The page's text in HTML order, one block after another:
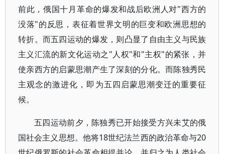
前此，俄国十月革命的爆发和战后欧洲人对"西方的
没落"的反思，表征着世界文明的巨变和欧洲思想的
转折。而五四运动的爆发，则凸显了自由主义与民族
主义汇流的新文化运动之"人权"和"主权"的紧张，并
使亲西方的启蒙思潮产生了深刻的分化。而陈独秀民
主观念的激进化，即为五四启蒙思潮变迁的重要征
候。
五四运动前夕，陈独秀已开始接受方兴未艾的俄
国社会主义思想。他将18世纪法兰西的政治革命与20